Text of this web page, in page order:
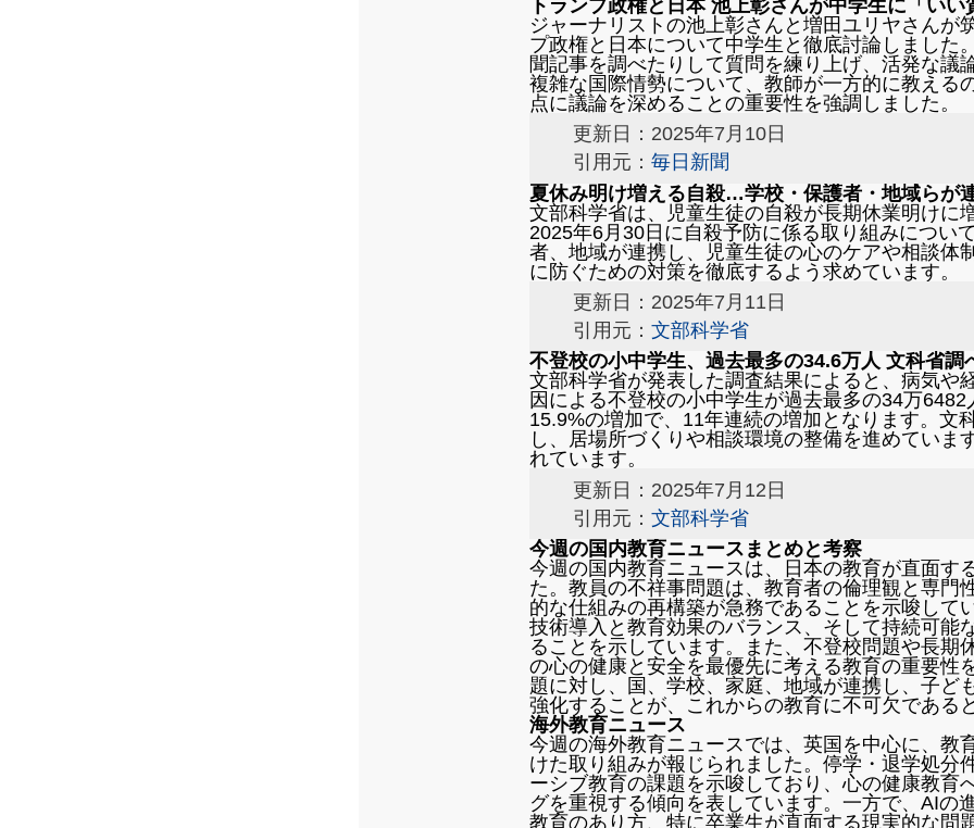
トランプ政権と日本 池上彰さんが中学生に「いい
ジャーナリストの池上彰さんと増田ユリヤさんが
プ政権と日本について中学生と徹底討論しました
聞記事を調べたりして質問を練り上げ、活発な議
複雑な国際情勢について、教師が一方的に教える
点に議論を深めることの重要性を強調しました。
更新日：2025年7月10日
引用元： 毎日新聞
夏休み明け増える自殺…学校・保護者・地域らが
文部科学省は、児童生徒の自殺が長期休業明けに
2025年6月30日に自殺予防に係る取り組みについ
者、地域が連携し、児童生徒の心のケアや相談体
に防ぐための対策を徹底するよう求めています。
更新日：2025年7月11日
引用元： 文部科学省
不登校の小中学生、過去最多の34.6万人 文科省調
文部科学省が発表した調査結果によると、病気や
因による不登校の小中学生が過去最多の34万
15.9%の増加で、11年連続の増加となります。文
し、居場所づくりや相談環境の整備を進めていま
れています。
更新日：2025年7月12日
引用元： 文部科学省
今週の国内教育ニュースまとめと考察
今週の国内教育ニュースは、日本の教育が直面す
た。教員の不祥事問題は、教育者の倫理観と専門
的な仕組みの再構築が急務であることを示唆して
技術導入と教育効果のバランス、そして持続可能
ることを示しています。また、不登校問題や長期
の心の健康と安全を最優先に考える教育の重要性
題に対し、国、学校、家庭、地域が連携し、子ど
強化することが、これからの教育に不可欠である
海外教育ニュース
今週の海外教育ニュースでは、英国を中心に、教
けた取り組みが報じられました。停学・退学処分
ーシブ教育の課題を示唆しており、心の健康教育
グを重視する傾向を表しています。一方で、AIの
教育のあり方、特に卒業生が直面する現実的な問